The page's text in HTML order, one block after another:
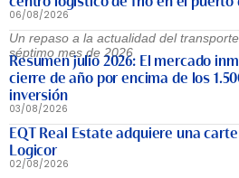
06/08/2026
Un repaso a la actualidad del
séptimo mes de 2026
Resumen julio 2026: El mercado
cierre de año por encima de los
inversión
03/08/2026
EQT Real Estate adquiere una
Logicor
02/08/2026